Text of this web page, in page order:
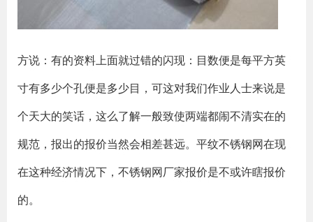
方说：有的资料上面就过错的闪现：目数便是每平方英
寸有多少个孔便是多少目，可这对我们作业人士来说是
个天大的笑话，这么了解一般致使两端都闹不清实在的
规范，报出的报价当然会相差甚远。平纹不锈钢网在现
在这种经济情况下，不锈钢网厂家报价是不或许瞎报价
的。